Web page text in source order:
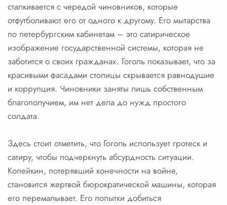
сталкивается с чередой чиновников, которые
отфутболивают его от одного к другому. Его мытарства
по петербургским кабинетам – это сатирическое
изображение государственной системы, которая не
заботится о своих гражданах. Гоголь показывает, что за
красивыми фасадами столицы скрывается равнодушие
и коррупция. Чиновники заняты лишь собственным
благополучием, им нет дела до нужд простого
солдата.
Здесь стоит отметить, что Гоголь использует гротеск и
сатиру, чтобы подчеркнуть абсурдность ситуации.
Копейкин, потерявший конечности на войне,
становится жертвой бюрократической машины, которая
его перемалывает. Его попытки добиться